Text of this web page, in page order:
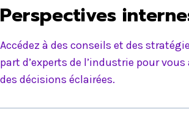
Perspectives
Accédez à des conseils et des
part d’experts de l’industrie pour vous
des décisions éclairées.